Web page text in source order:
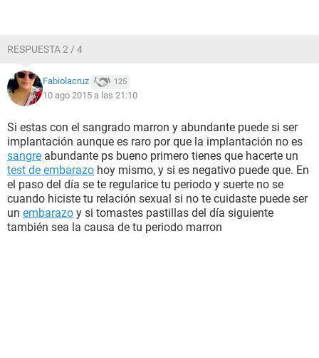
RESPUESTA 2 / 4
Fabiolacruz 125
10 ago 2015 a las 21:10
Si estas con el sangrado marron y abundante puede si ser
implantación aunque es raro por que la implantación no es
sangre abundante ps bueno primero tienes que hacerte un
test de embarazo hoy mismo, y si es negativo puede que. En
el paso del día se te regularice tu periodo y suerte no se
cuando hiciste tu relación sexual si no te cuidaste puede ser
un embarazo y si tomastes pastillas del día siguiente
también sea la causa de tu periodo marron